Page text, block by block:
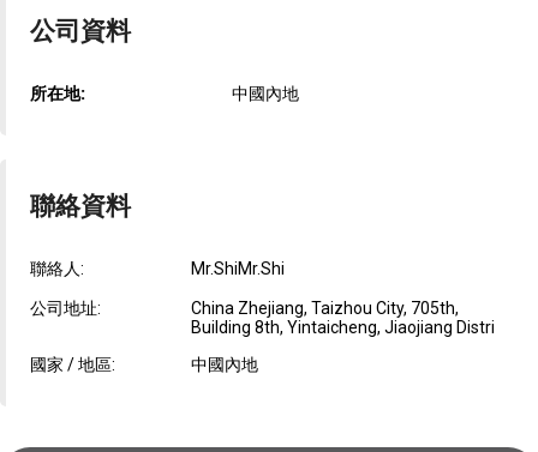
公司資料
所在地: 中國內地
聯絡資料
聯絡人: Mr.ShiMr.Shi
公司地址:
China Zhejiang, Taizhou City, 705th,
Building 8th, Yintaicheng, Jiaojiang Distri
國家 / 地區:
中國內地